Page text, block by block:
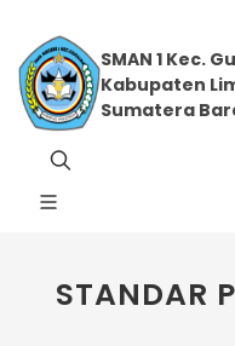
SMAN 1 Kec.
Kabupaten
Sumatera
STANDAR